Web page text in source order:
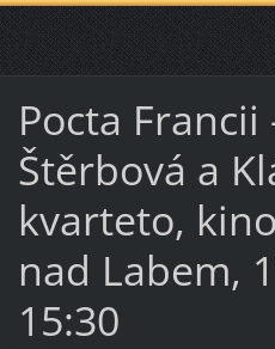
Pocta Francii
Štěrbová a
kvarteto,
nad Labem,
15:30